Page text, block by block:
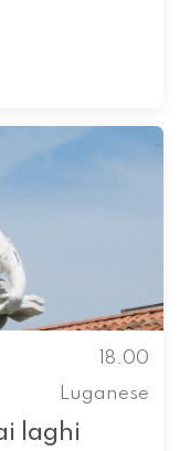
18.00
Luganese
laghi